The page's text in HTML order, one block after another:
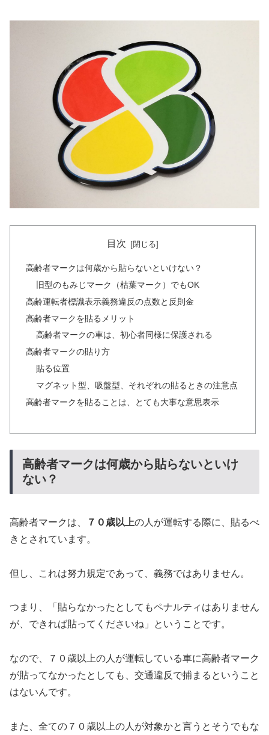
目次
高齢者マークは何歳から貼らないといけない？
旧型のもみじマーク（枯葉マーク）でもOK
高齢運転者標識表示義務違反の点数と反則金
高齢者マークを貼るメリット
高齢者マークの車は、初心者同様に保護される
高齢者マークの貼り方
貼る位置
マグネット型、吸盤型、それぞれの貼るときの注意点
高齢者マークを貼ることは、とても大事な意思表示
高齢者マークは何歳から貼らないといけ
ない？
高齢者マークは、 ７０歳以上の人が運転する際に、貼るべ
きとされています。
但し、これは努力規定であって、義務ではありません。
つまり、「貼らなかったとしてもペナルティはありません
が、できれば貼ってくださいね」ということです。
なので、７０歳以上の人が運転している車に高齢者マーク
が貼ってなかったとしても、交通違反で捕まるということ
はないんです。
また、全ての７０歳以上の人が対象かと言うとそうでもな